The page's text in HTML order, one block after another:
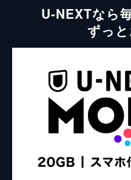
U-NEXTなら
ずっと